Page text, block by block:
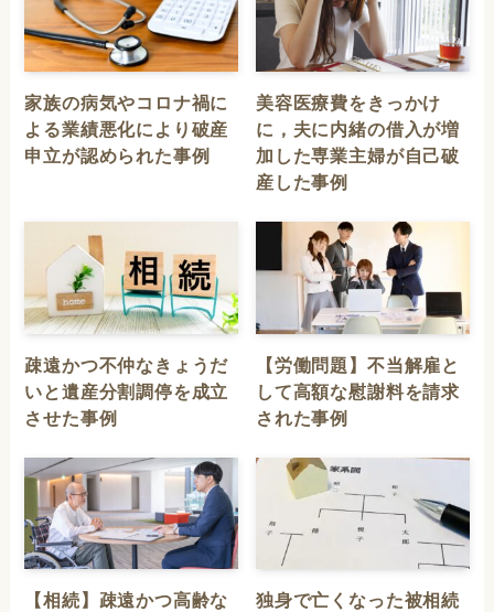
家族の病気やコロナ禍に
よる業績悪化により破産
申立が認められた事例
美容医療費をきっかけ
に，夫に内緒の借入が増
加した専業主婦が自己破
産した事例
疎遠かつ不仲なきょうだ
いと遺産分割調停を成立
させた事例
【労働問題】不当解雇と
して高額な慰謝料を請求
された事例
【相続】疎遠かつ高齢な
独身で亡くなった被相続